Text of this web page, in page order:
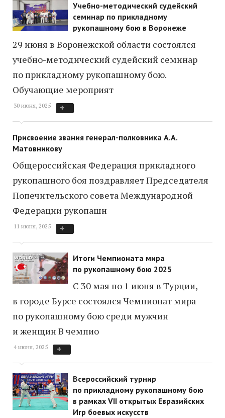
Учебно-методический судейский
семинар по прикладному
рукопашному бою в Воронеже
29 июня в Воронежской области состоялся
учебно-методический судейский семинар
по прикладному рукопашному бою.
Обучающие мероприят
30 июня, 2025
Присвоение звания генерал-полковника А.А.
Матовникову
Общероссийская Федерация прикладного
рукопашного боя поздравляет Председателя
Попечительского совета Международной
Федерации рукопашн
11 июня, 2025
Итоги Чемпионата мира
по рукопашному бою 2025
С 30 мая по 1 июня в Турции,
в городе Бурсе состоялся Чемпионат мира
по рукопашному бою среди мужчин
и женщин В чемпио
4 июня, 2025
Всероссийский турнир
по прикладному рукопашному бою
в рамках VII открытых Евразийских
Игр боевых искусств